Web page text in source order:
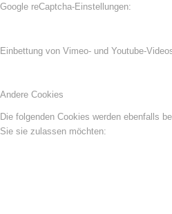
Google reCaptcha-Einstellungen:
Einbettung von Vimeo- und Youtube-
Andere Cookies
Die folgenden Cookies werden ebenfalls
Sie sie zulassen möchten: